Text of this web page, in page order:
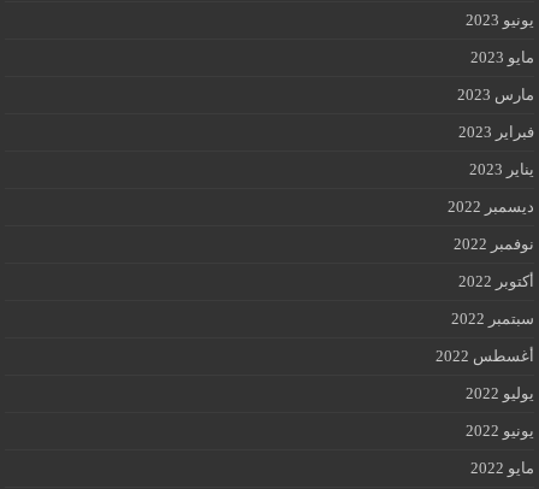
يونيو 2023
مايو 2023
مارس 2023
فبراير 2023
يناير 2023
ديسمبر 2022
نوفمبر 2022
أكتوبر 2022
سبتمبر 2022
أغسطس 2022
يوليو 2022
يونيو 2022
مايو 2022